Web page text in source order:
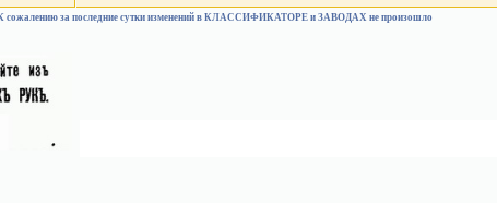
сожалению за последние сутки изменений в КЛАССИФИКАТОРЕ и ЗАВОДАХ не произошло